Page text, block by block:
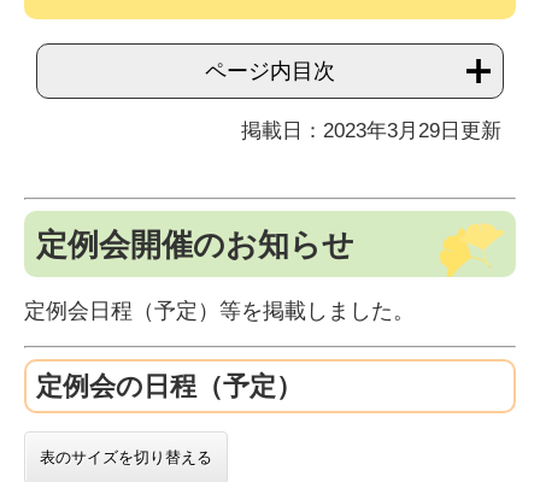
ページ内目次
掲載日：2023年3月29日更新
定例会開催のお知らせ
定例会日程（予定）等を掲載しました。
定例会の日程（予定）
表のサイズを切り替える